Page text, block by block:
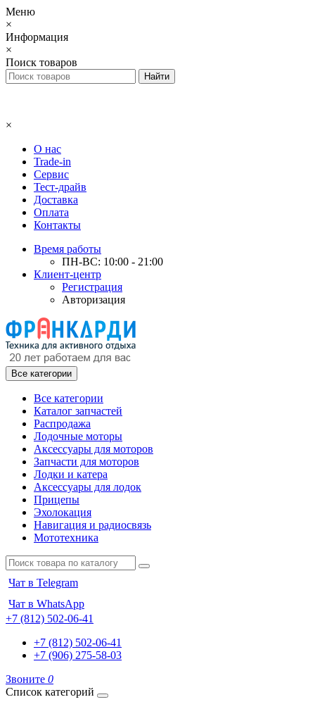
Меню
×
Информация
×
Поиск товаров
×
О нас
Trade-in
Сервис
Тест-драйв
Доставка
Оплата
Контакты
Время работы
ПН-ВС: 10:00 - 21:00
Клиент-центр
Регистрация
Авторизация
Все категории
Все категории
Каталог запчастей
Распродажа
Лодочные моторы
Аксессуары для моторов
Запчасти для моторов
Лодки и катера
Аксессуары для лодок
Прицепы
Эхолокация
Навигация и радиосвязь
Мототехника
Чат в Telegram
Чат в WhatsApp
+7 (812) 502-06-41
+7 (812) 502-06-41
+7 (906) 275-58-03
Звоните 0
Список категорий